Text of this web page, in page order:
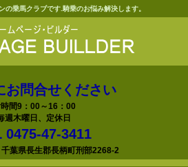
の乗馬クラブです.騎乗のお悩み解決します。
お問合せください
時間9：00～16：00
週木曜日、定休日
0475-47-3411
葉県長生郡長柄町刑部2268-2